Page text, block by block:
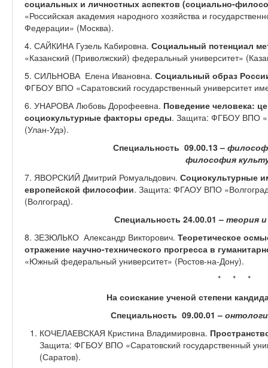
социальных и личностных аспектов (социально-
«Российская академия народного хозяйства и
Федерации» (Москва).
4. САЙКИНА Гузель Кабировна. Социальный потенциал
«Казанский (Приволжский) федеральный университет»
5. СИЛЬНОВА Елена Ивановна. Социальный образ
ФГБОУ ВПО «Саратовский государственный университет
6. УНАРОВА Любовь Дорофеевна. Поведение человека:
социокультурные факторы среды. Защита: ФГБОУ ВПО
(Улан-Удэ).
Специальность 09.00.13 –
философия
7. ЯВОРСКИЙ Дмитрий Ромуальдович. Социокультурные
европейской философии. Защита: ФГАОУ ВПО
(Волгоград).
Специальность 24.00.01 – теория
8. ЗЕЗЮЛЬКО Александр Викторович. Теоретическое
отражение научно-технического прогресса в
«Южный федеральный университет» (Ростов-на-Дону).
* * *
На соискание ученой степени
Специальность 09.00.01 –
КОЧЕЛАЕВСКАЯ Кристина Владимировна.
Защита: ФГБОУ ВПО «Саратовский государственный
(Саратов).